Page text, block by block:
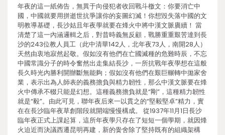
年夜的這一紙佈告，無異于向侵犯者收回戰斗檄文：你要消亡中
國，中國就要用拼逝世抗爭讓你的妄圖幻滅！你想毀失落中國的文
明教導基礎，長沙姑且年夜學就要在烽火中將中漢文脈賡續！ 當
清楚了這一內涵邏輯之后，對昔時義無反顧，戰勝重重艱苦達到長
沙的243位教人員工（此中清華142人，北年夜73人，南開28人）
天然由衷地寂然起敬。假如沒有他們在亡國滅種的危難時辰，不忘
中國常識分子的時令奮然出走集結長沙，一所抗戰年夜學想在這般
長久時光內勝利開辦斷無能夠；假如沒有他們在艱巨輾轉中拋家舍
業，表示出為人師表的義務擔負與精力韌性，那么中漢文脈要在烽
火中傳承不輟只能是幻想。這種義務擔負就是“剛”，這種精力韌性
就是“毅”。由此可見，聯年夜后來一以貫之的“堅毅堅卓”精力，實
在在長沙臨年夜草創階段就開端慢慢構成。 從1937年11月1日長沙
臨年夜正式上課起算，這所年夜學只存在了短短一個學期，就因烽
火迫近而決議西遷昆明再建，新的黌舍除了堅持既有的組織架構